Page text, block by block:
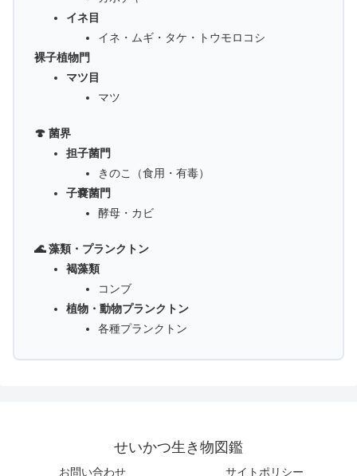
イネ目
イネ・ムギ・タケ・トウモロコシ
裸子植物門
マツ目
マツ
🍄 菌界
担子菌門
きのこ（食用・有毒）
子嚢菌門
酵母・カビ
🌊 藻類・プランクトン
褐藻類
コンブ
植物・動物プランクトン
各種プランクトン
せいかつ生き物図鑑
お問い合わせ サイトポリシー